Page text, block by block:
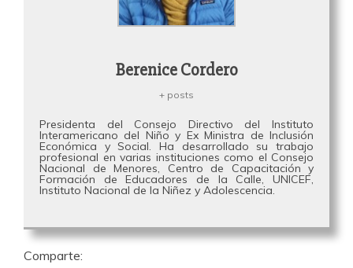
Berenice Cordero
+ posts
Presidenta del Consejo Directivo del Instituto
Interamericano del Niño y Ex Ministra de Inclusión
Económica y Social. Ha desarrollado su trabajo
profesional en varias instituciones como el Consejo
Nacional de Menores, Centro de Capacitación y
Formación de Educadores de la Calle, UNICEF,
Instituto Nacional de la Niñez y Adolescencia.
Comparte: